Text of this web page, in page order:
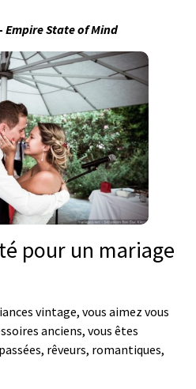
Empire State of Mind
pour un mariage
vintage, vous aimez vous
anciens, vous êtes
rêveurs, romantiques,